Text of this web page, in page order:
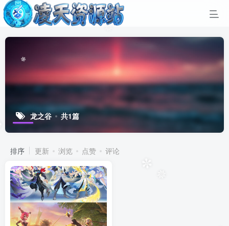
龙之谷 共1篇
排序 更新 浏览 点赞 评论
✵
❄
❉